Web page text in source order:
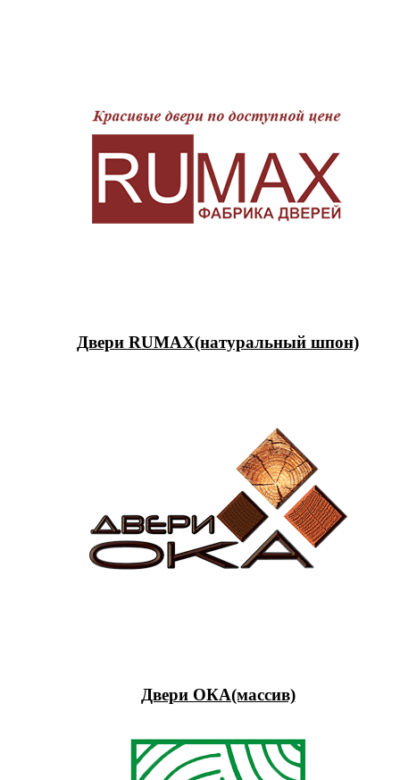
Двери RUMAX(натуральный шпон)
Двери ОКА(массив)